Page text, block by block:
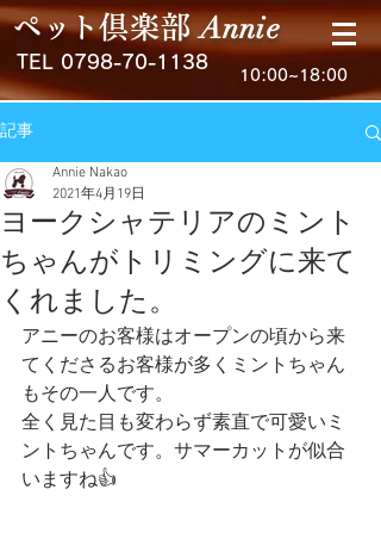
ペット倶楽部Annie
TEL 0798-70-1138
10:00~18:00
記事
ヨークシャテリアのミント
ちゃんがトリミングに来て
くれました。
Annie Nakao
2021年4月19日
アニーのお客様はオープンの頃から来
てくださるお客様が多くミントちゃん
もその一人です。
全く見た目も変わらず素直で可愛いミ
ントちゃんです。サマーカットが似合
いますね👍